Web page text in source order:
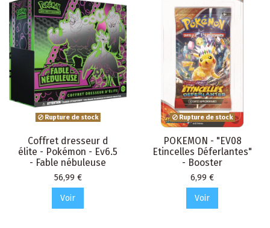
Rupture de stock
Coffret dresseur d
élite - Pokémon - Ev6.5
- Fable nébuleuse
Prix
56,99 €
Voir
Rupture de stock
POKEMON - "EV08
Etincelles Déferlantes"
- Booster
Prix
6,99 €
Voir